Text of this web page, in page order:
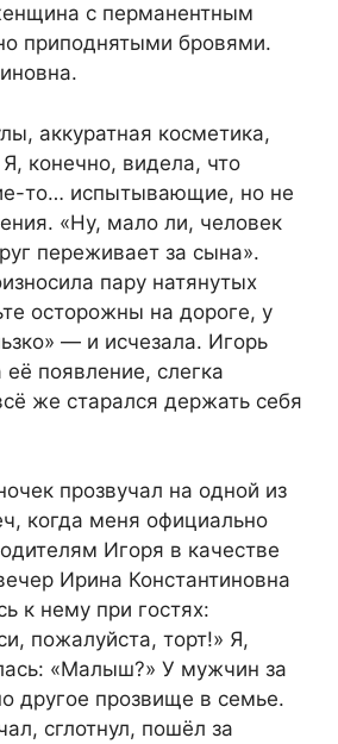
с перманентным
приподнятыми бровями.
аккуратная косметика,
Я, конечно, видела, что
то… испытывающие, но не
«Ну, мало ли, человек
переживает за сына».
пару натянутых
осторожны на дороге, у
— и исчезала. Игорь
появление, слегка
же старался держать себя
прозвучал на одной из
когда меня официально
Игоря в качестве
Ирина Константиновна
к нему при гостях:
пожалуйста, торт!» Я,
«Малыш?» У мужчин за
другое прозвище в семье.
сглотнул, пошёл за